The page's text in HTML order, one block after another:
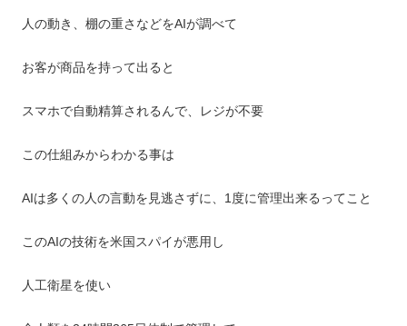
人の動き、棚の重さなどをAIが調べて
お客が商品を持って出ると
スマホで自動精算されるんで、レジが不要
この仕組みからわかる事は
AIは多くの人の言動を見逃さずに、1度に管理出来るってこと
このAIの技術を米国スパイが悪用し
人工衛星を使い